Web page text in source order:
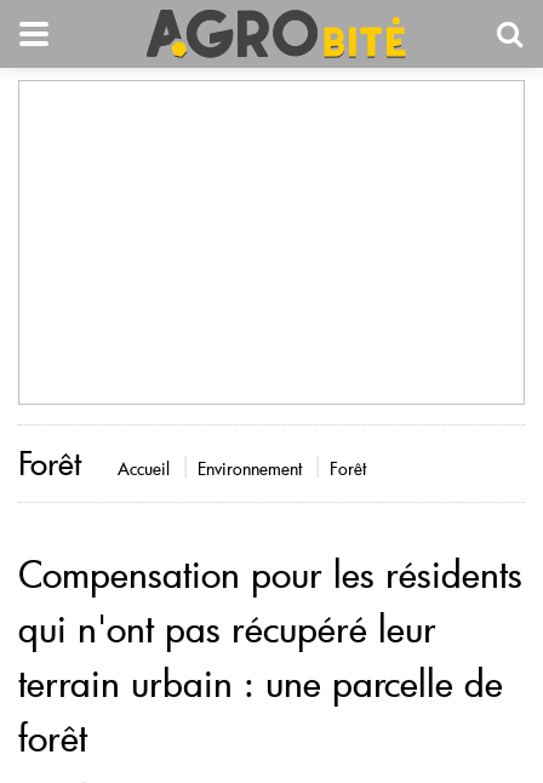
Forêt Accueil Environnement Forêt
Compensation pour les résidents
qui n'ont pas récupéré leur
terrain urbain : une parcelle de
forêt